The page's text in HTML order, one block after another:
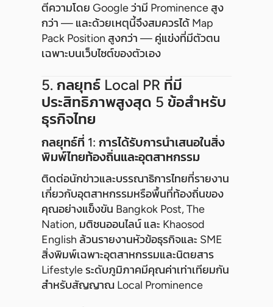
ตีความโดย Google ว่ามี Prominence สูง
กว่า — และด้วยเหตุนี้จึงสมควรได้ Map
Pack Position สูงกว่า — คู่แข่งที่มีตัวตน
เฉพาะบนเว็บไซต์ของตัวเอง
5. กลยุทธ์ Local PR ที่มี
ประสิทธิภาพสูงสุด 5 ข้อสำหรับ
ธุรกิจไทย
กลยุทธ์ที่ 1: การได้รับการนำเสนอในสิ่ง
พิมพ์ไทยท้องถิ่นและอุตสาหกรรม
ติดต่อนักข่าวและบรรณาธิการไทยที่รายงาน
เกี่ยวกับอุตสาหกรรมหรือพื้นที่ท้องถิ่นของ
คุณอย่างแข็งขัน Bangkok Post, The
Nation, มติชนออนไลน์ และ Khaosod
English ล้วนรายงานหัวข้อธุรกิจและ SME
สิ่งพิมพ์เฉพาะอุตสาหกรรมและนิตยสาร
Lifestyle ระดับภูมิภาคมีคุณค่าเท่าเทียมกัน
สำหรับสัญญาณ Local Prominence